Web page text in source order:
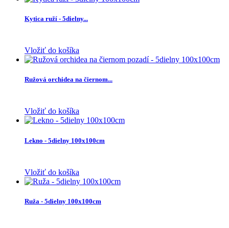
Kytica ruží - 5dielny...
Vložiť do košíka
Ružová orchidea na čiernom...
Vložiť do košíka
Lekno - 5dielny 100x100cm
Vložiť do košíka
Ruža - 5dielny 100x100cm